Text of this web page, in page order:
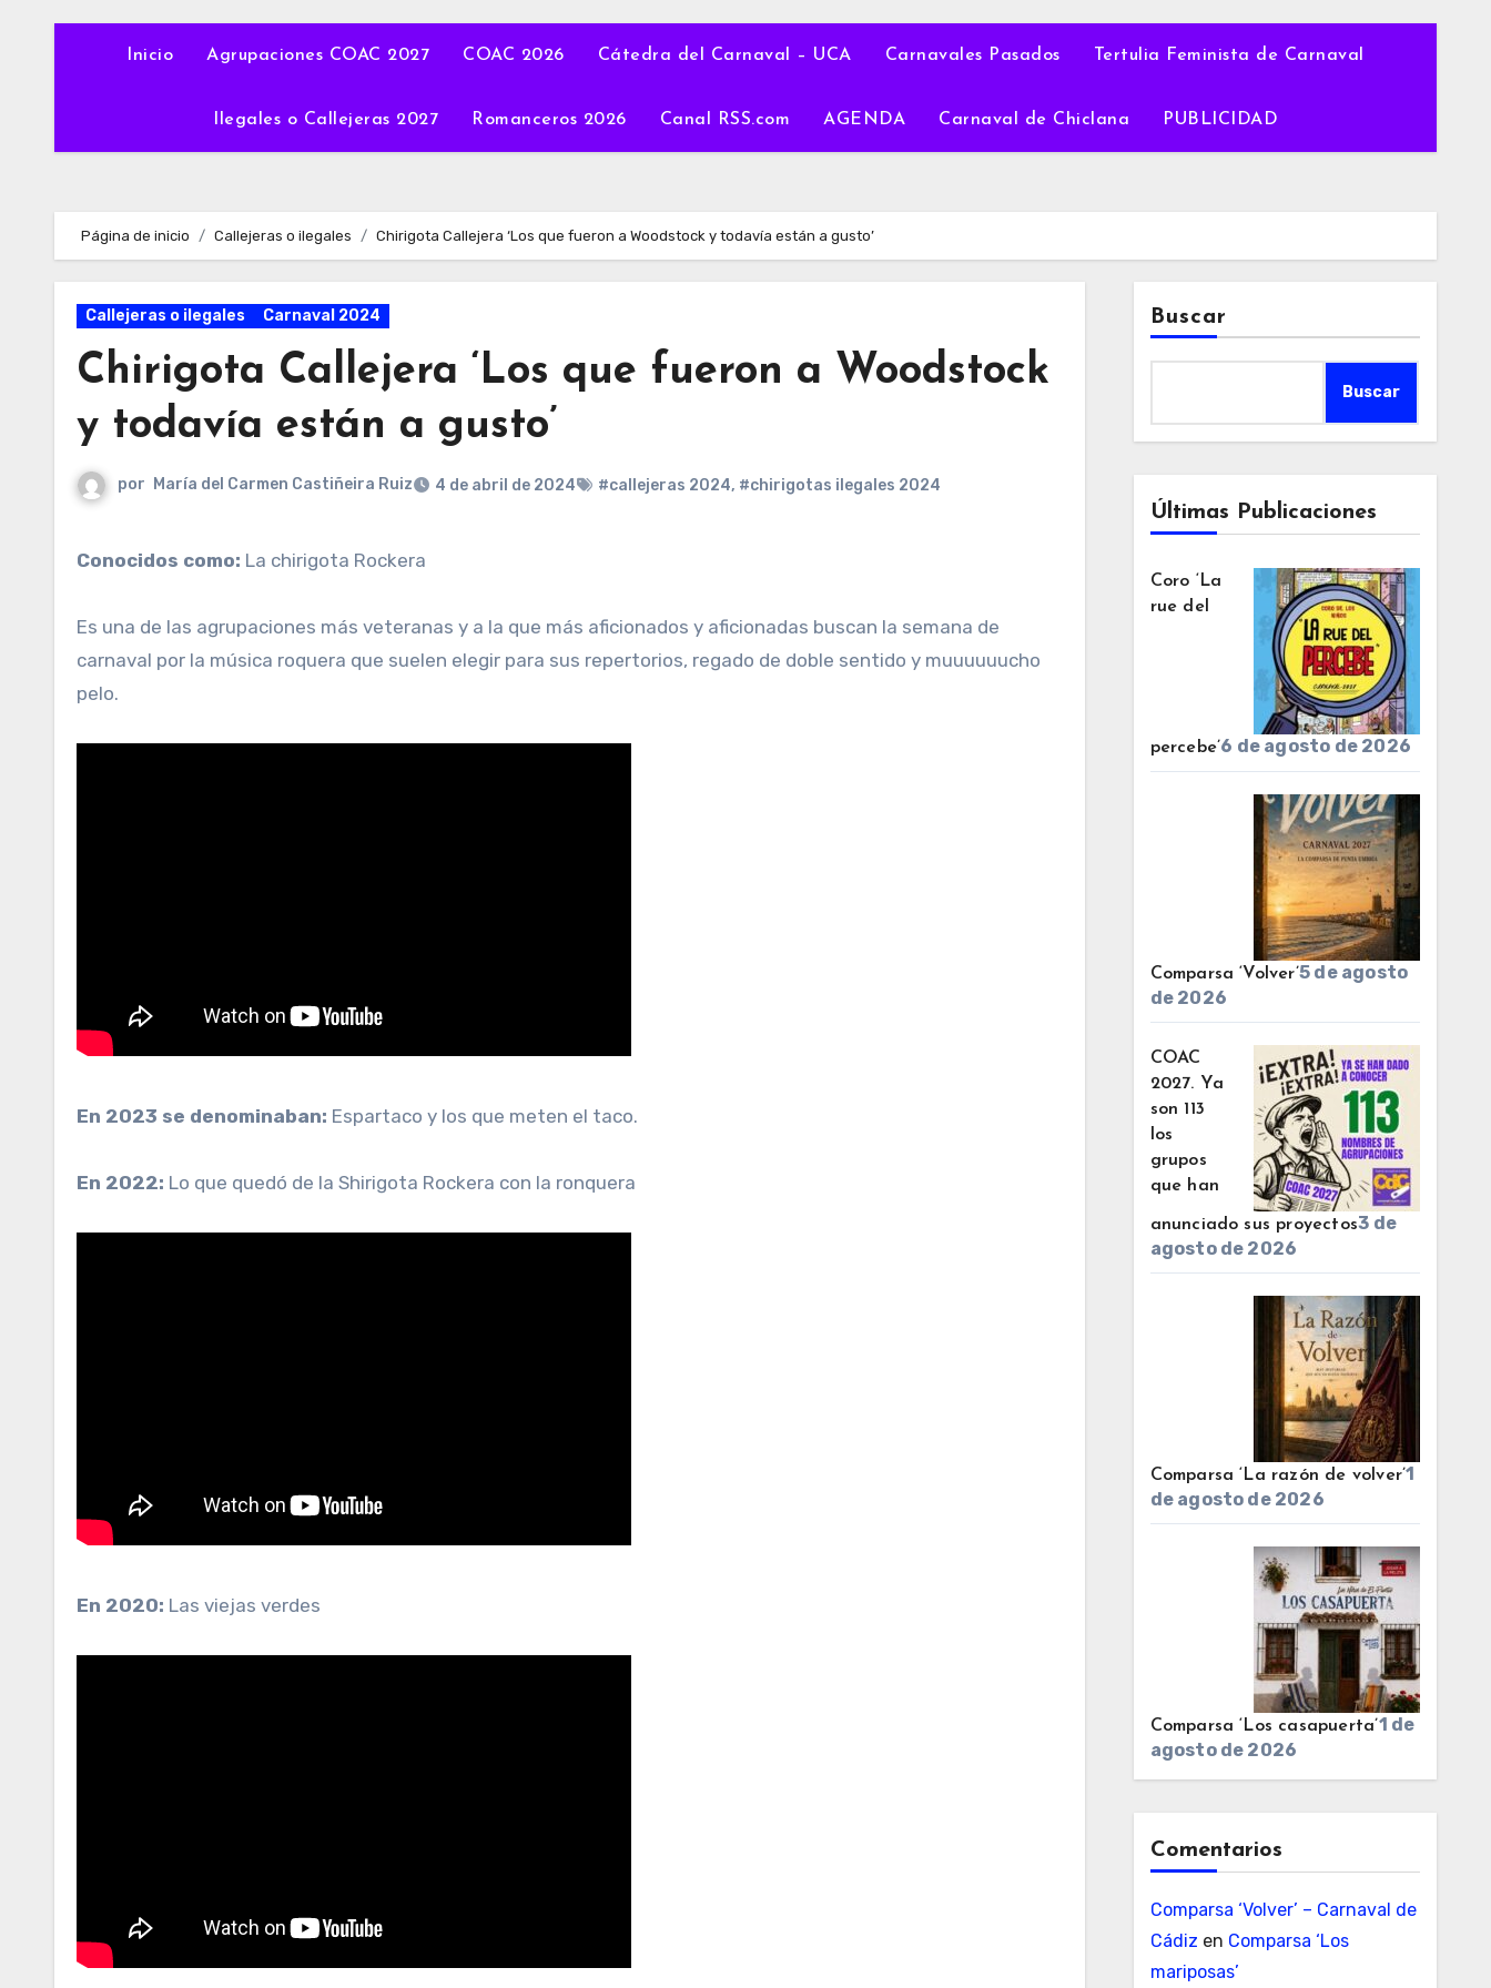
Inicio Agrupaciones COAC 2027 COAC 2026 Cátedra del Carnaval – UCA Carnavales Pasados Tertulia Feminista de Carnaval
Ilegales o Callejeras 2027 Romanceros 2026 Canal RSS.com AGENDA Carnaval de Chiclana PUBLICIDAD
Página de inicio Callejeras o ilegales Chirigota Callejera ‘Los que fueron a Woodstock y todavía están a gusto’
Callejeras o ilegales Carnaval 2024
Chirigota Callejera ‘Los que fueron a Woodstock
y todavía están a gusto’
por María del Carmen Castiñeira Ruiz 4 de abril de 2024 #callejeras 2024, #chirigotas ilegales 2024
Conocidos como: La chirigota Rockera
Es una de las agrupaciones más veteranas y a la que más aficionados y aficionadas buscan la semana de
carnaval por la música roquera que suelen elegir para sus repertorios, regado de doble sentido y muuuuuucho
pelo.
En 2023 se denominaban: Espartaco y los que meten el taco.
En 2022: Lo que quedó de la Shirigota Rockera con la ronquera
En 2020: Las viejas verdes
Buscar
Buscar
Últimas Publicaciones
Coro ‘La
rue del
percebe’6 de agosto de 2026
Comparsa ‘Volver’5 de agosto
de 2026
COAC
2027. Ya
son 113
los
grupos
que han
anunciado sus proyectos3 de
agosto de 2026
Comparsa ‘La razón de volver’1
de agosto de 2026
Comparsa ‘Los casapuerta’1 de
agosto de 2026
Comentarios
Comparsa ‘Volver’ – Carnaval de
Cádiz en Comparsa ‘Los
mariposas’